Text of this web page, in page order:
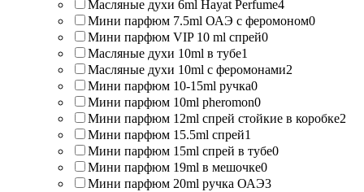
Масляные духи 6ml Hayat Perfume4
Мини парфюм 7.5ml ОАЭ с феромоном0
Мини парфюм VIP 10 ml спрей0
Масляные духи 10ml в тубе1
Масляные духи 10ml с феромонами2
Мини парфюм 10-15ml ручка0
Мини парфюм 10ml pheromon0
Мини парфюм 12ml спрей стойкие в коробке2
Мини парфюм 15.5ml спрей1
Мини парфюм 15ml спрей в тубе0
Мини парфюм 19ml в мешочке0
Мини парфюм 20ml ручка ОАЭ3